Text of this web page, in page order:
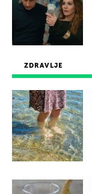
ZDRAVLJE